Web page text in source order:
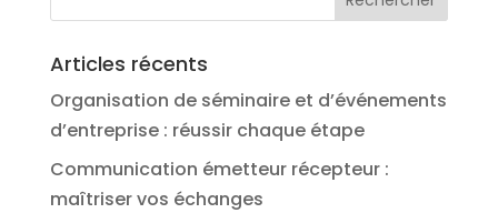
Articles récents
Organisation de séminaire et d’événements
d’entreprise : réussir chaque étape
Communication émetteur récepteur :
maîtriser vos échanges